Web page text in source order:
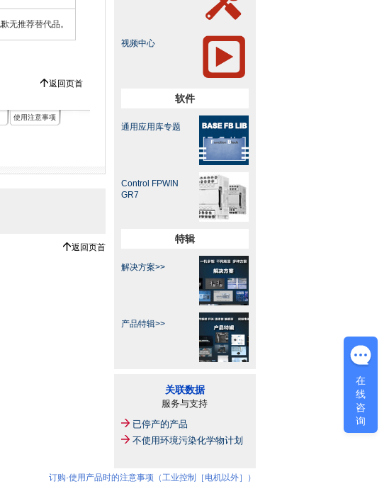
无推荐替代品。
返回页首
使用注意事项
返回页首
视频中心
软件
通用应用库专题
Control FPWIN
GR7
特辑
解决方案>>
产品特辑>>
关联数据
服务与支持
已停产的产品
不使用环境污染化学物计划
订购·使用产品时的注意事项（工业控制［电机以外］）
在
线
咨
询